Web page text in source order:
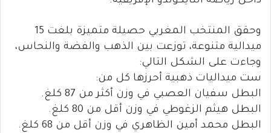
وحقق المنتخب المغربي حصيلة متميزة بلغت 15
ميدالية متنوعة، توزعت بين الذهب والفضة والنحاس،
وجاءت على الشكل التالي:
ست ميداليات ذهبية أحرزها كل من:
البطل سفيان العصبي في وزن أكثر من 87 كلغ.
البطل هيثم الزغوطي في وزن أقل من 80 كلغ.
البطل محمد أمين الظاهري في وزن أقل من 68 كلغ.